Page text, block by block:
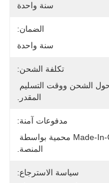
سنة واحدة
الضمان:
سنة واحدة
تكلفة الشحن:
المقدر.
مدفوعات آمنة:
المنصة.
سياسة الاسترجاع: